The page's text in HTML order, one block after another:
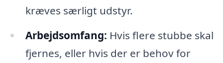
kræves særligt udstyr.
Arbejdsomfang: Hvis flere stubbe skal
fjernes, eller hvis der er behov for